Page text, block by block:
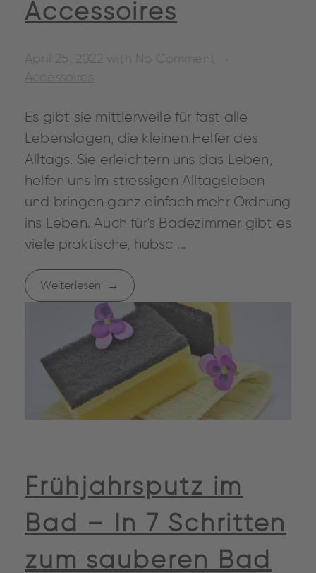
Accessoires
April 25, 2022 with No Comment
Accessoires
Es gibt sie mittlerweile für fast alle
Lebenslagen, die kleinen Helfer des
Alltags. Sie erleichtern uns das Leben,
helfen uns im stressigen Alltagsleben
und bringen ganz einfach mehr Ordnung
ins Leben. Auch für's Badezimmer gibt es
viele praktische, hübsc ...
Weiterlesen
Frühjahrsputz im
Bad – In 7 Schritten
zum sauberen Bad